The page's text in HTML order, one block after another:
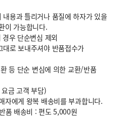
용과 틀리거나 품질에 하자가 있을
이 가능합니다.
우 단순변심 제외
로 보내주셔야 반품접수가
등 단순 변심에 의한 교환/반품
금 고객 부담)
자에게 왕복 배송비를 부과합니다.
반품 배송비 : 편도 5,000원